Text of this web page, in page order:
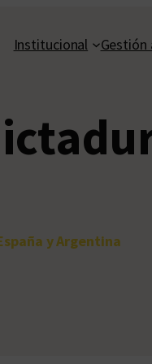
Institucional Gestión
y Argentina